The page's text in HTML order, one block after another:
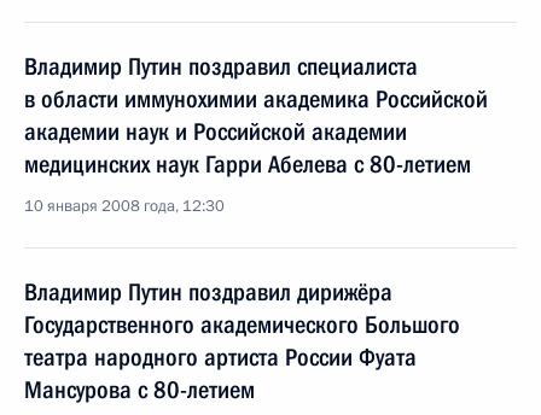
Владимир Путин поздравил специалиста
в области иммунохимии академика Российской
академии наук и Российской академии
медицинских наук Гарри Абелева с 80-летием
10 января 2008 года, 12:30
Владимир Путин поздравил дирижёра
Государственного академического Большого
театра народного артиста России Фуата
Мансурова с 80-летием